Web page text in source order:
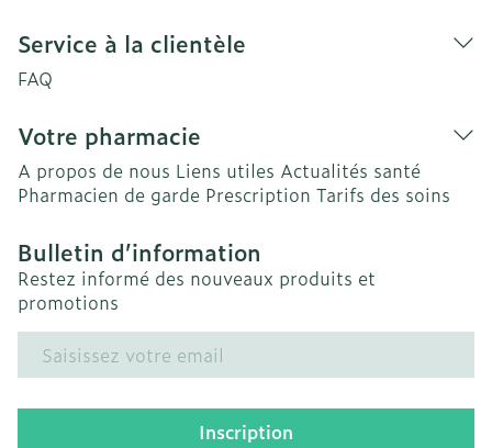
Service à la clientèle
FAQ
Votre pharmacie
A propos de nous Liens utiles Actualités santé
Pharmacien de garde Prescription Tarifs des soins
Bulletin d’information
Restez informé des nouveaux produits et
promotions
Adresse mail
Inscription